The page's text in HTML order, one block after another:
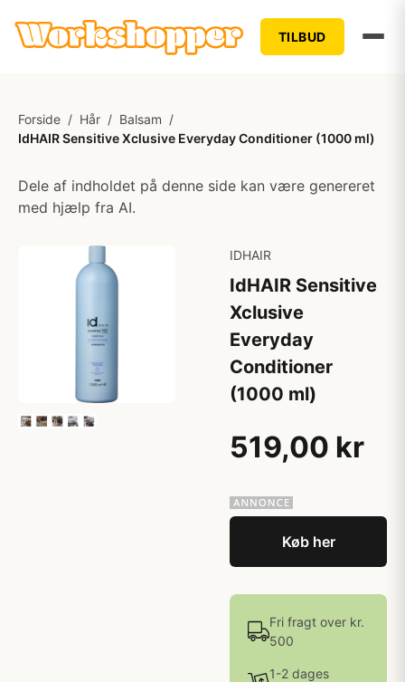
TILBUD
Forside / Hår / Balsam /
IdHAIR Sensitive Xclusive Everyday Conditioner (1000 ml)
Dele af indholdet på denne side kan være genereret
med hjælp fra AI.
IDHAIR
IdHAIR Sensitive
Xclusive
Everyday
Conditioner
(1000 ml)
519,00 kr
Køb her
Fri fragt over kr.
500
1-2 dages